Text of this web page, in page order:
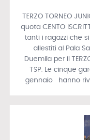
TERZO TORNEO
quota CENTO
tanti i ragazzi che
allestiti al Pala
Duemila per il
TSP. Le cinque
gennaio hanno